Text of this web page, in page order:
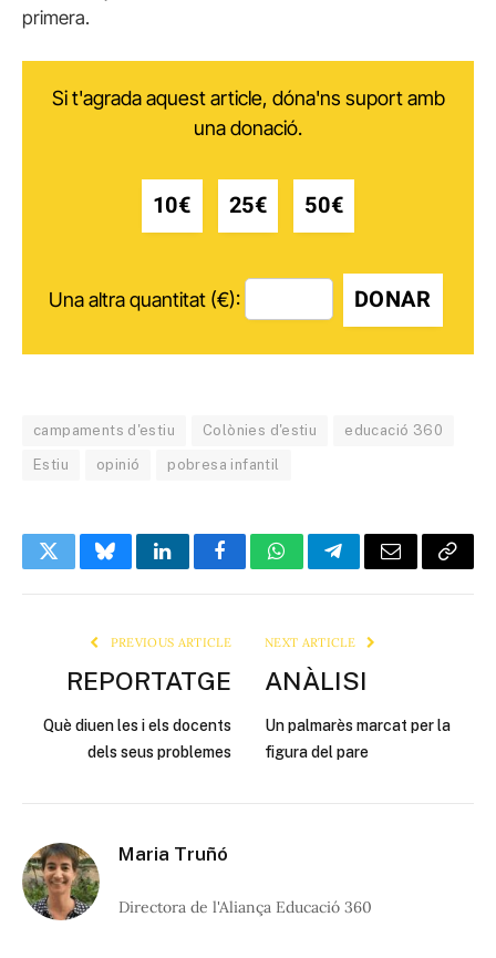
primera.
Si t'agrada aquest article, dóna'ns suport amb
una donació.
10€ 25€ 50€
Una altra quantitat (€): DONAR
campaments d'estiu Colònies d'estiu educació 360
Estiu opinió pobresa infantil
TwitterBlueskyLinkedInFacebookWhatsAppTelegramEmail Copy
PREVIOUS ARTICLE
REPORTATGE
Què diuen les i els docents
dels seus problemes
NEXT ARTICLE
ANÀLISI
Un palmarès marcat per la
figura del pare
Maria Truñó
Directora de l'Aliança Educació 360